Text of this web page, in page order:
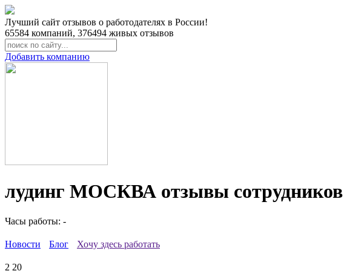
Лучший сайт отзывов о работодателях в России!
65584 компаний, 376494 живых отзывов
Добавить компанию
лудинг МОСКВА отзывы сотрудников
Часы работы: -
Новости Блог Хочу здесь работать
2 20